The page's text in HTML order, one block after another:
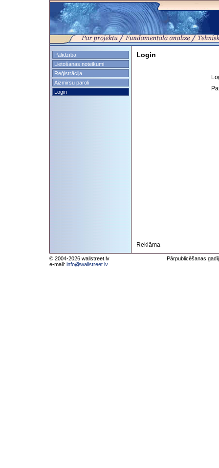
Palīdzība
Lietošanas noteikumi
Reģistrācija
Aizmirsu paroli
Login
Login
Reklāma
© 2004-2026 wallstreet.lv
e-mail: info@wallstreet.lv
Pārpublicēšanas